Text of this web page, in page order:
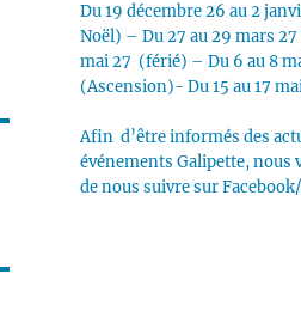
Du 19 décembre 26 au 2
Noël) – Du 27 au 29 mars
mai 27 (férié) – Du 6 au 8
(Ascension)- Du 15 au 17
Afin d’être informés des
événements Galipette, nous
de nous suivre sur